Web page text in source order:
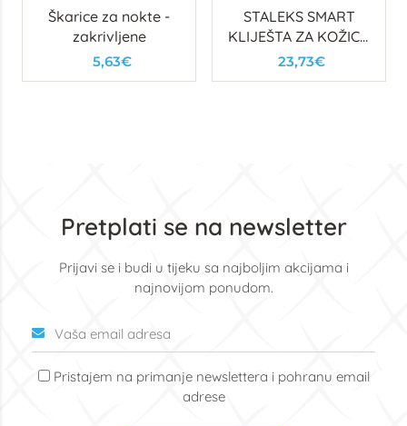
Škarice za nokte -
zakrivljene
5,63€
STALEKS SMART
KLIJEŠTA ZA KOŽICU
80 5mm
23,73€
Pretplati se na newsletter
Prijavi se i budi u tijeku sa najboljim akcijama i
najnovijom ponudom.
Pristajem na primanje newslettera i pohranu email
adrese